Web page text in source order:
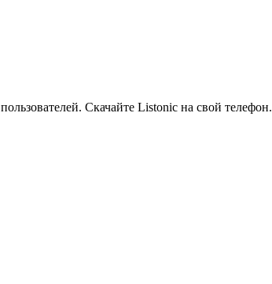
Скачайте Listonic на свой телефон.